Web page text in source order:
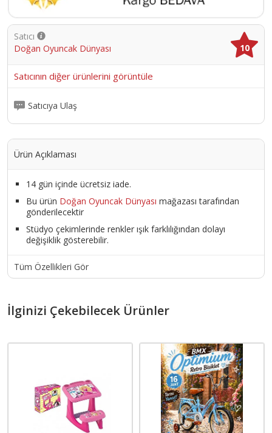
Satıcı
Doğan Oyuncak Dünyası
10
Satıcının diğer ürünlerini görüntüle
Satıcıya Ulaş
Ürün Açıklaması
14 gün içinde ücretsiz iade.
Bu ürün Doğan Oyuncak Dünyası mağazası tarafından
gönderilecektir
Stüdyo çekimlerinde renkler ışık farklılığından dolayı
değişiklik gösterebilir.
Tüm Özellikleri Gör
İlginizi Çekebilecek Ürünler